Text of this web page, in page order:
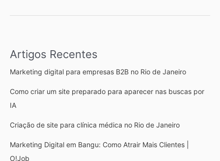
Artigos Recentes
Marketing digital para empresas B2B no Rio de Janeiro
Como criar um site preparado para aparecer nas buscas por
IA
Criação de site para clínica médica no Rio de Janeiro
Marketing Digital em Bangu: Como Atrair Mais Clientes |
O!Job